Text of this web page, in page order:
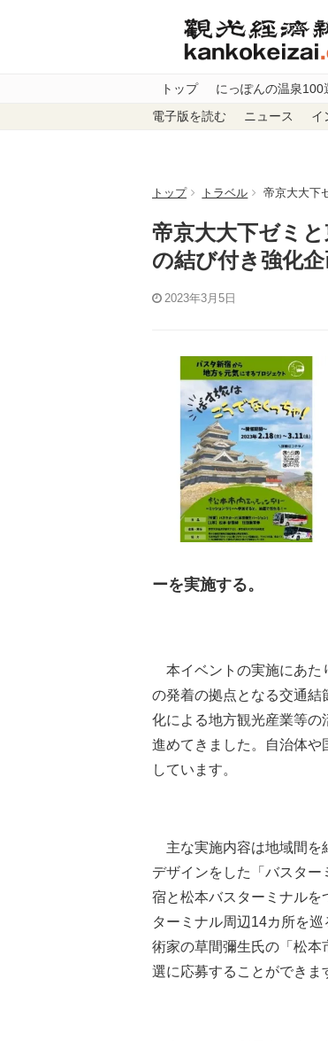
トップ にっぽんの温泉100
電子版を読む ニュース イ
トップ トラベル 帝京大大下
帝京大大下ゼミ
の結び付き強化
2023年3月5日
ーを実施する。
本イベントの実施にあた
の発着の拠点となる交通結
化による地方観光産業等の
進めてきました。自治体や
しています。
主な実施内容は地域間を
デザインをした「バスタ
宿と松本バスターミナルを
ターミナル周辺14カ所を
術家の草間彌生氏の「松本
選に応募することができま